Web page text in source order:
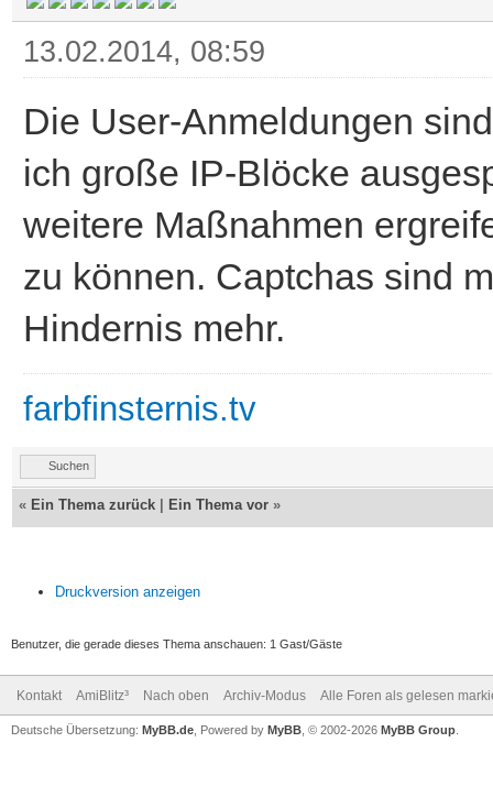
13.02.2014, 08:59
Die User-Anmeldungen
ich große IP-Blöcke
weitere Maßnahmen
zu können. Captchas sind
Hindernis mehr.
farbfinsternis.tv
Suchen
« Ein Thema zurück Ein Thema vor »
Druckversion anzeigen
Benutzer, die gerade dieses Thema anschauen: 1 Gast/Gäste
Kontakt AmiBlitz³ Nach oben Archiv-Modus Alle Foren als gelesen
Deutsche Übersetzung: MyBB.de , Powered by MyBB , © 2002-2026 MyBB Group